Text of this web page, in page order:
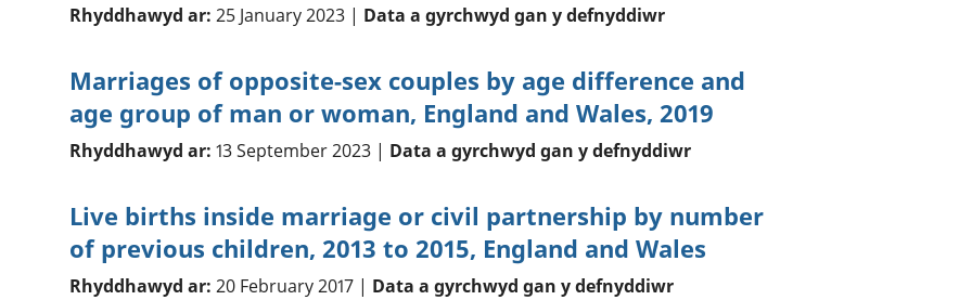
Rhyddhawyd ar: 25 January 2023 | Data a gyrchwyd gan y defnyddiwr
Marriages of opposite-sex couples by age difference and
age group of man or woman, England and Wales, 2019
Rhyddhawyd ar: 13 September 2023 | Data a gyrchwyd gan y defnyddiwr
Live births inside marriage or civil partnership by number
of previous children, 2013 to 2015, England and Wales
Rhyddhawyd ar: 20 February 2017 | Data a gyrchwyd gan y defnyddiwr